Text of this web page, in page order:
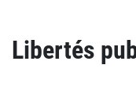
Libertés